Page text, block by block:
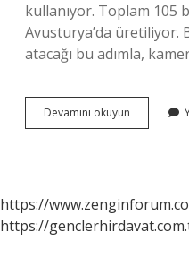
kullanıyor. Toplam 105
Avusturya’da üretiliyor.
atacağı bu adımla,
Devamını okuyun
Nerede
https://
https://